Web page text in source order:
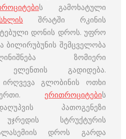
ს გამოხატული
შრატში რკინის
დონის დროს. უფრო
ბილირუბუნის შემცველობა
ზომიერი
ელენთის გადიდება.
გლობინის ოთხი
ერთი. ერითროციტების
პათოგენეზი
უჯრედის სტრუქტურის
დროს გარდა